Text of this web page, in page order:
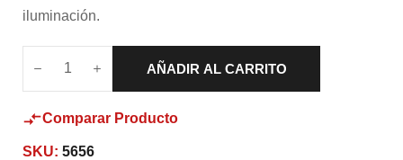
iluminación.
AÑADIR AL CARRITO
Comparar Producto
SKU: 5656